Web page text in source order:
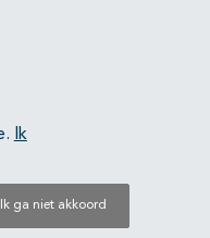
40483480
Ik
Ik ga niet akkoord